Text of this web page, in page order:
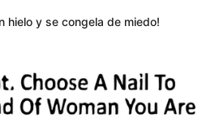
BOLÍVAR
DUMEK TURBAY
hielo y se congela de miedo!